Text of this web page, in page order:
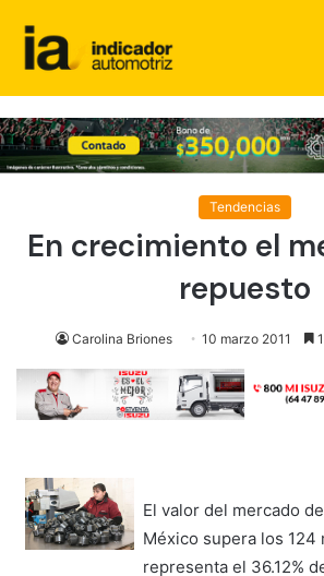
Tendencias
En crecimiento el
repuesto
Carolina Briones 10 marzo 2011
El valor del mercado
México supera los 124
representa el 36.12%